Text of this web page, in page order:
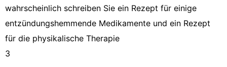
wahrscheinlich schreiben Sie ein Rezept für einige
entzündungshemmende Medikamente und ein Rezept
für die physikalische Therapie
3